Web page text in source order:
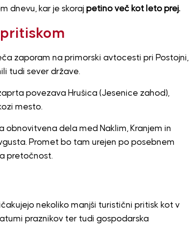
dnevu, kar je skoraj petino več kot leto prej.
zaporam na primorski avtocesti pri Postojni,
tudi sever države.
povezava Hrušica (Jesenice zahod),
mesto.
obnovitvena dela med Naklim, Kranjem in
Promet bo tam urejen po posebnem
pretočnost.
nekoliko manjši turistični pritisk kot v
praznikov ter tudi gospodarska